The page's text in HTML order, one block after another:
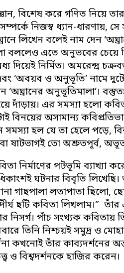
বিশেষ করে গণিত নিয়ে
সম্পর্কে নিজস্ব ধ্যান-ধারণায়,
লিখেন বলেই নাম দেন
বললেও এতে অনুভবের চেয়ে
দিয়েই নির্মিত। অমরেন্দ্র
‘অবয়ব ও অনুভূতি’ নামে দুটো
‘অঘ্রানের অনুভূতিমালা’।
দাঁড়ায়। এর সমস্যা হলো
বিনয়ের অসামান্য
সমস্যা হল যে তা হেলে পড়ে,
ষাটভাগই তো অশ্রুতপূর্ব,
নির্মাণের পটভূমি ব্যাখ্যা
ঘটনার বিবৃতি
গাছপালা লতাপাতা ছিলো,
ছটি কবিতা লিখলাম।”
নিসর্গ। পাঁচ সংখ্যক কবিতায়
তিনি নিশ্চয়ই সমুদ্র ও
কখনোই তাঁর কাব্যদর্শনের
ও বিশ্বদর্শনকে হাজির করেন।